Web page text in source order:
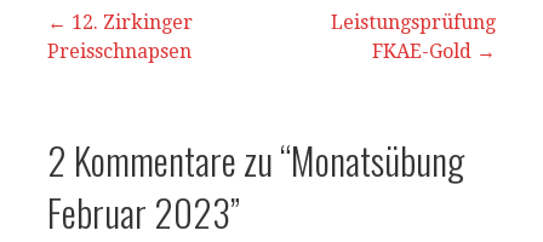
p
p
o
o
Beitrags-
← 12. Zirkinger
Preisschnapsen
Leistungsprüfung
FKAE-Gold →
2 Kommentare zu“Monatsübung
Februar 2023”